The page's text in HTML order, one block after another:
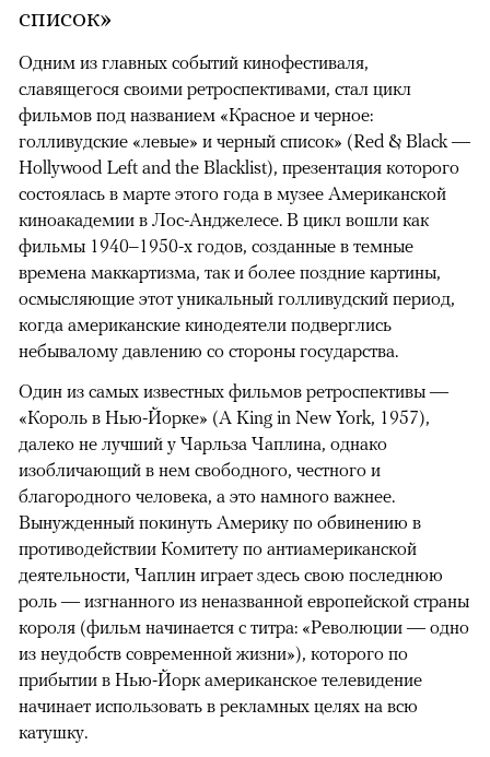
список»
Одним из главных событий кинофестиваля,
славящегося своими ретроспективами, стал цикл
фильмов под названием «Красное и черное:
голливудские «левые» и черный список» (Red & Black —
Hollywood Left and the Blacklist), презентация которого
состоялась в марте этого года в музее Американской
киноакадемии в Лос-Анджелесе. В цикл вошли как
фильмы 1940–1950-х годов, созданные в темные
времена маккартизма, так и более поздние картины,
осмысляющие этот уникальный голливудский период,
когда американские кинодеятели подверглись
небывалому давлению со стороны государства.
Один из самых известных фильмов ретроспективы —
«Король в Нью-Йорке» (A King in New York, 1957),
далеко не лучший у Чарльза Чаплина, однако
изобличающий в нем свободного, честного и
благородного человека, а это намного важнее.
Вынужденный покинуть Америку по обвинению в
противодействии Комитету по антиамериканской
деятельности, Чаплин играет здесь свою последнюю
роль — изгнанного из неназванной европейской страны
короля (фильм начинается с титра: «Революции — одно
из неудобств современной жизни»), которого по
прибытии в Нью-Йорк американское телевидение
начинает использовать в рекламных целях на всю
катушку.